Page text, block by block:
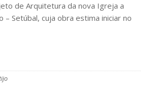
de Arquitetura da nova Igreja a
– Setúbal, cuja obra estima iniciar no